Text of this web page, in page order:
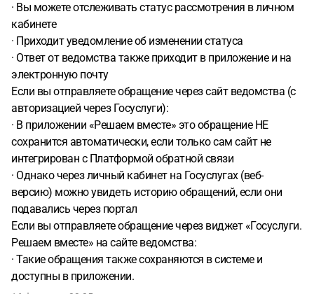
· Вы можете отслеживать статус рассмотрения в личном
кабинете
· Приходит уведомление об изменении статуса
· Ответ от ведомства также приходит в приложение и на
электронную почту
Если вы отправляете обращение через сайт ведомства (с
авторизацией через Госуслуги):
· В приложении «Решаем вместе» это обращение НЕ
сохранится автоматически, если только сам сайт не
интегрирован с Платформой обратной связи
· Однако через личный кабинет на Госуслугах (веб-
версию) можно увидеть историю обращений, если они
подавались через портал
Если вы отправляете обращение через виджет «Госуслуги.
Решаем вместе» на сайте ведомства:
· Такие обращения также сохраняются в системе и
доступны в приложении.